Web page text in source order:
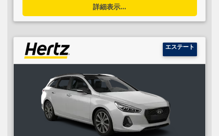
詳細表示...
エステート